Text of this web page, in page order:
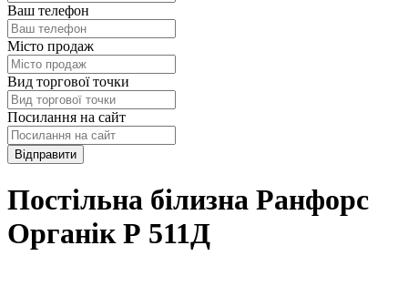
Ваш телефон
Місто продаж
Вид торгової точки
Посилання на сайт
Відправити
Постільна білизна Ранфорс
Органік Р 511Д